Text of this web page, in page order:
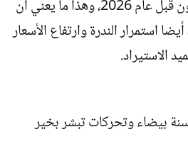
المركبة في الجزائر لن يكون قبل عام 2026، وهذا ما يعني أن
استمرار الندرة وارتفاع الأسعار
الاستيراد.